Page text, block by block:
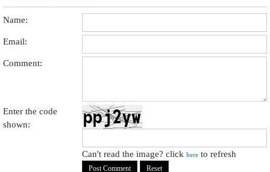
Name:
Email:
Comment:
Enter the code
shown:
Can't read the image? clickhere to refresh